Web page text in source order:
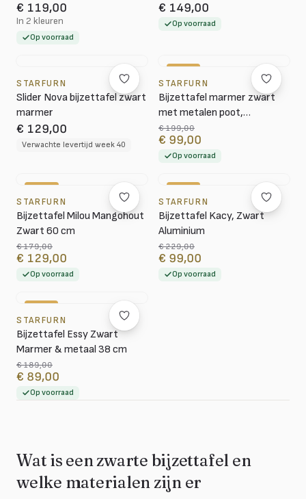
€ 119,00
In 2 kleuren
Op voorraad
€ 149,00
Op voorraad
STARFURN
Slider Nova bijzettafel zwart
marmer
€ 129,00
Verwachte levertijd week 40
STARFURN
Bijzettafel marmer zwart
met metalen poot,
46x46x50 cm
€ 199,00
€ 99,00
Op voorraad
STARFURN
Bijzettafel Milou Mangohout
Zwart 60 cm
€ 179,00
€ 129,00
Op voorraad
STARFURN
Bijzettafel Kacy, Zwart
Aluminium
€ 229,00
€ 99,00
Op voorraad
STARFURN
Bijzettafel Essy Zwart
Marmer & metaal 38 cm
€ 189,00
€ 89,00
Op voorraad
Wat is een zwarte bijzettafel en
welke materialen zijn er